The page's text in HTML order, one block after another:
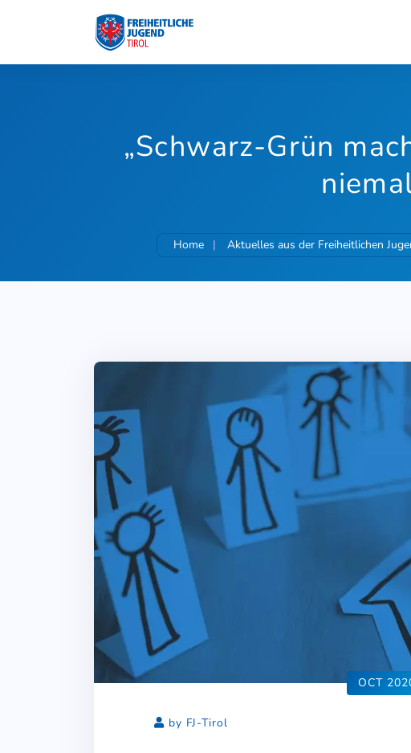
„Schwarz-Grün
Home Aktuelles aus der Freiheitlichen
OCT
by FJ-Tirol